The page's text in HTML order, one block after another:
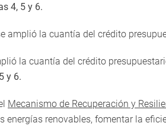
4, 5 y 6.
amplió la cuantía del crédito
la cuantía del crédito
y 6.
Mecanismo de Recuperación y
energías renovables, fomentar la